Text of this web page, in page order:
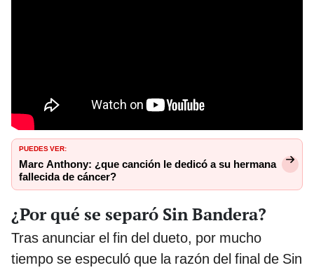
PUEDES VER:
Marc Anthony: ¿que canción le dedicó a su hermana
fallecida de cáncer?
¿Por qué se separó Sin Bandera?
Tras anunciar el fin del dueto, por mucho
tiempo se especuló que la razón del final de Sin